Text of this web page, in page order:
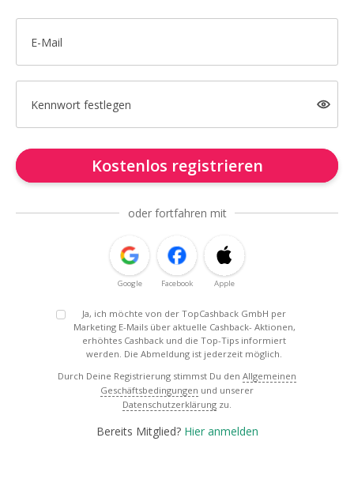
E-Mail
Kennwort festlegen
Kostenlos registrieren
oder fortfahren mit
Google Facebook Apple
Ja, ich möchte von der TopCashback GmbH per
Marketing E-Mails über aktuelle Cashback- Aktionen,
erhöhtes Cashback und die Top-Tips informiert
werden. Die Abmeldung ist jederzeit möglich.
Durch Deine Registrierung stimmst Du den Allgemeinen
Geschäftsbedingungen und unserer
Datenschutzerklärung zu.
Bereits Mitglied? Hier anmelden